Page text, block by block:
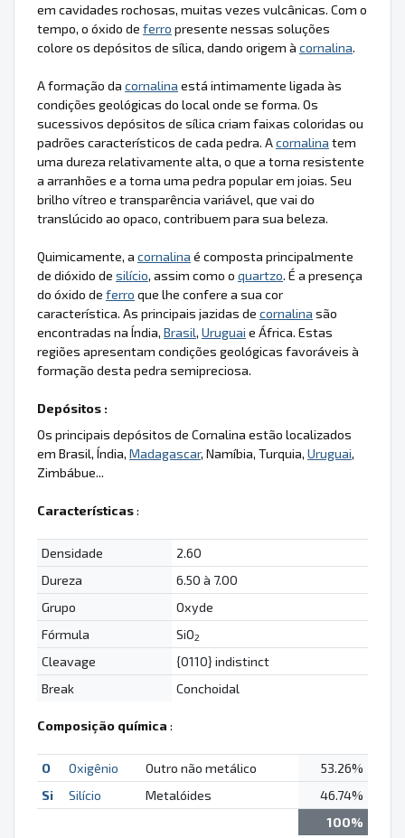
em cavidades rochosas, muitas vezes vulcânicas. Com o
tempo, o óxido de ferro presente nessas soluções
colore os depósitos de sílica, dando origem à cornalina.
A formação da cornalina está intimamente ligada às
condições geológicas do local onde se forma. Os
sucessivos depósitos de sílica criam faixas coloridas ou
padrões característicos de cada pedra. Acornalina tem
uma dureza relativamente alta, o que a torna resistente
a arranhões e a torna uma pedra popular em joias. Seu
brilho vítreo e transparência variável, que vai do
translúcido ao opaco, contribuem para sua beleza.
Quimicamente, a cornalina é composta principalmente
de dióxido de silício, assim como o quartzo. É a presença
do óxido de ferro que lhe confere a sua cor
característica. As principais jazidas de cornalina são
encontradas na Índia, Brasil, Uruguai e África. Estas
regiões apresentam condições geológicas favoráveis à
formação desta pedra semipreciosa.
Depósitos :
Os principais depósitos de Cornalina estão localizados
em Brasil, Índia, Madagascar, Namíbia, Turquia, Uruguai,
Zimbábue...
Características:
Densidade
2.60
Dureza
6.50 à 7.00
Grupo
Oxyde
Fórmula
SiO2
Cleavage
{0110} indistinct
Break
Conchoidal
Composição química :
O Oxigênio Outro não metálico
53.26%
Si
Silício Metalóides
46.74%
100%